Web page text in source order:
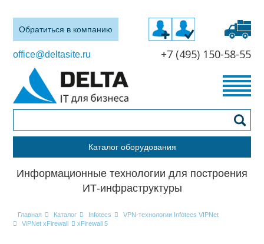
Обратиться в компанию
office@deltasite.ru +7 (495) 150-58-55
Каталог оборудования
Информационные технологии для построения
ИТ-инфраструктуры
Главная Каталог Infotecs
VPN-технологии Infotecs VIPNet
ViPNet xFirewall
xFirewall 5